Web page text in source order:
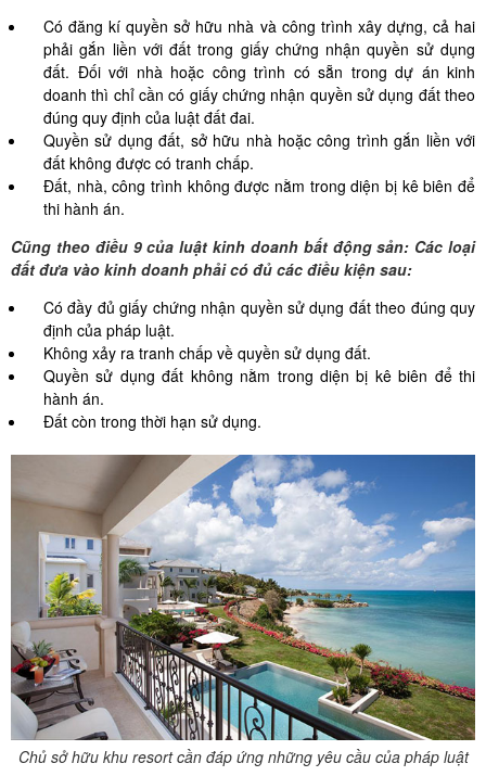
Có đăng kí quyền sở hữu nhà và công trình xây dựng, cả hai
phải gắn liền với đất trong giấy chứng nhận quyền sử dụng
đất. Đối với nhà hoặc công trình có sẵn trong dự án kinh
doanh thì chỉ cần có giấy chứng nhận quyền sử dụng đất theo
đúng quy định của luật đất đai.
Quyền sử dụng đất, sở hữu nhà hoặc công trình gắn liền với
đất không được có tranh chấp.
Đất, nhà, công trình không được nằm trong diện bị kê biên để
thi hành án.
Cũng theo điều 9 của luật kinh doanh bất động sản: Các loại
đất đưa vào kinh doanh phải có đủ các điều kiện sau:
Có đầy đủ giấy chứng nhận quyền sử dụng đất theo đúng quy
định của pháp luật.
Không xảy ra tranh chấp về quyền sử dụng đất.
Quyền sử dụng đất không nằm trong diện bị kê biên để thi
hành án.
Đất còn trong thời hạn sử dụng.
Chủ sở hữu khu resort cần đáp ứng những yêu cầu của pháp luật